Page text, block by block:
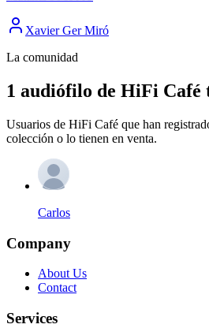
Xavier Ger Miró
La comunidad
1 audiófilo de HiFi Café
Usuarios de HiFi Café que han
colección o lo tienen en venta.
Carlos
Company
About Us
Contact
Services